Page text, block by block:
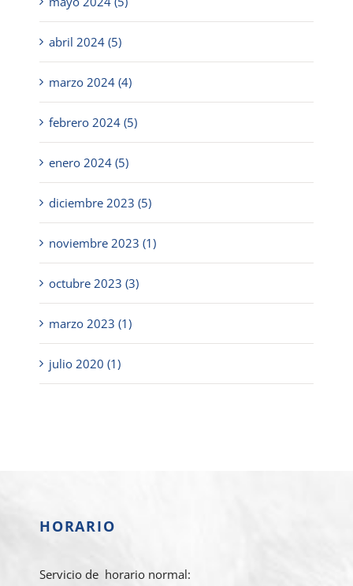
abril 2024 (5)
marzo 2024 (4)
febrero 2024 (5)
enero 2024 (5)
diciembre 2023 (5)
noviembre 2023 (1)
octubre 2023 (3)
marzo 2023 (1)
julio 2020 (1)
HORARIO
Servicio de horario normal: